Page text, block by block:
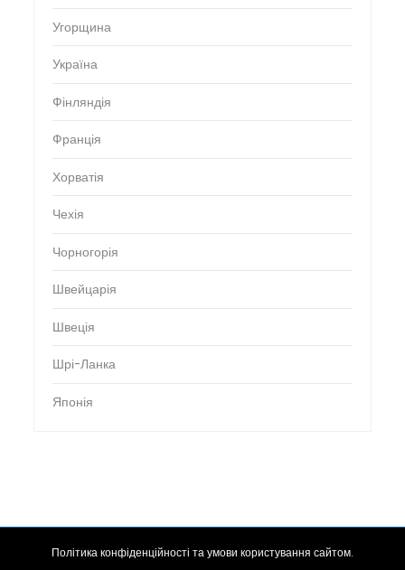
Угорщина
Україна
Фінляндія
Франція
Хорватія
Чехія
Чорногорія
Швейцарія
Швеція
Шрі-Ланка
Японія
Політика конфіденційності та умови користування сайтом.